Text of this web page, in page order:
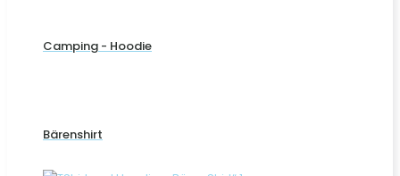
Camping - Hoodie
Bärenshirt